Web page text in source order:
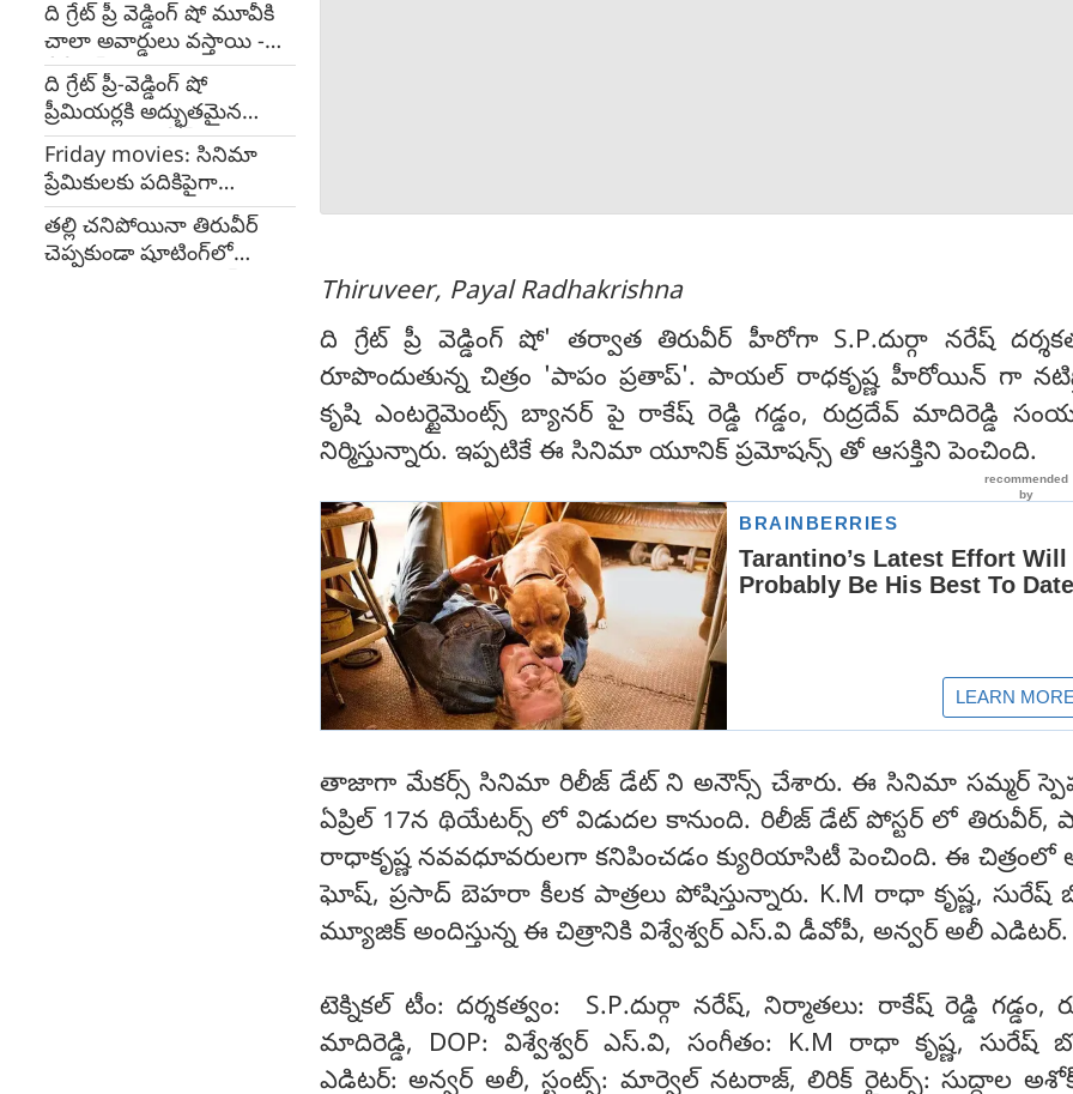
ది గ్రేట్ ప్రీ వెడ్డింగ్ షో మూవీకి
చాలా అవార్డులు వస్తాయి -
బీవీఎస్ రవి
ది గ్రేట్ ప్రీ-వెడ్డింగ్ షో
ప్రీమియర్లకి అద్భుతమైన
స్పందన : తిరువీర్
Friday movies: సినిమా
ప్రేమికులకు పదికిపైగా
కనువిందు చేయనున్న ఈ
వారం సినిమాలు
తల్లి చనిపోయినా తిరువీర్
చెప్పకుండా షూటింగ్‌లో
Thiruveer, Payal Radhakrishna
ది గ్రేట్ ప్రీ వెడ్డింగ్ షో' తర్వాత తిరువీర్ హీరోగా S.P.దుర్గా నరేష్
రూపొందుతున్న చిత్రం 'పాపం ప్రతాప్'. పాయల్ రాధకృష్ణ హీరోయిన్ గా
కృషి ఎంటర్టైమెంట్స్ బ్యానర్ పై రాకేష్ రెడ్డి గ‌డ్డం, రుద్రదేవ్ మాదిరెడ్డి
నిర్మిస్తున్నారు. ఇప్పటికే ఈ సినిమా యూనిక్ ప్రమోషన్స్ తో ఆసక్తిని పెంచింది.
తాజాగా మేకర్స్ సినిమా రిలీజ్ డేట్ ని అనౌన్స్ చేశారు. ఈ సినిమా సమ్మర్
ఏప్రిల్ 17న థియేటర్స్ లో విడుదల కానుంది. రిలీజ్ డేట్ పోస్టర్ లో
రాధాకృష్ణ నవవధూవరులగా కనిపించడం క్యురియాసిటీ పెంచింది. ఈ
ఘోష్, ప్రసాద్ బెహరా కీలక పాత్రలు పోషిస్తున్నారు. K.M రాధా కృష్ణ, సురేష్
మ్యూజిక్ అందిస్తున్న ఈ చిత్రానికి విశ్వేశ్వర్ ఎస్.వి డీవోపీ, అన్వర్ అలీ ఎడిటర్.
టెక్నికల్ టీం: దర్శకత్వం: S.P.దుర్గా నరేష్, నిర్మాతలు: రాకేష్ రెడ్డి గ‌డ్డం,
మాదిరెడ్డి, DOP: విశ్వేశ్వర్ ఎస్.వి, సంగీతం: K.M రాధా కృష్ణ, సురేష్
ఎడిటర్: అన్వర్ అలీ, స్టంట్స్: మార్వెల్ నటరాజ్, లిరిక్ రైటర్స్: సుద్దాల